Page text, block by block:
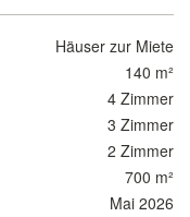
Häuser zur Miete
140 m²
4 Zimmer
3 Zimmer
2 Zimmer
700 m²
Mai 2026